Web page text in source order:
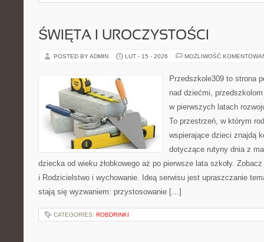
ŚWIĘTA I UROCZYSTOŚCI
POSTED BY ADMIN LUT - 15 - 2026 MOŻLIWOŚĆ
Przedszkole309 to strona
nad dziećmi,
w pierwszych latach
To przestrzeń, w którym
wspierające dzieci znajdą
dotyczące rutyny dnia z
dziecka od wieku żłobkowego aż po pierwsze lata szkoły.
i Rodzicielstwo i wychowanie. Ideą serwisu jest upraszczanie
stają się wyzwaniem: przystosowanie […]
CATEGORIES: ROBDRINKI